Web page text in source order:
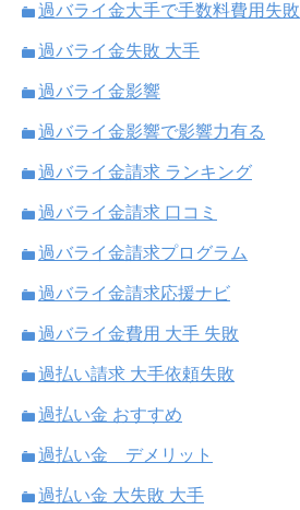
過バライ金大手で手数料費用失敗
過バライ金失敗 大手
過バライ金影響
過バライ金影響で影響力有る
過バライ金請求 ランキング
過バライ金請求 口コミ
過バライ金請求プログラム
過バライ金請求応援ナビ
過バライ金費用 大手 失敗
過払い請求 大手依頼失敗
過払い金 おすすめ
過払い金 デメリット
過払い金 大失敗 大手